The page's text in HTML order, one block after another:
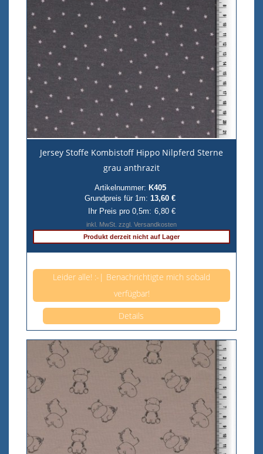
Jersey Stoffe Kombistoff Hippo Nilpferd Sterne
grau anthrazit
Artikelnummer: K405
Grundpreis für 1m: 13,60 €
Ihr Preis pro 0,5m: 6,80 €
inkl. MwSt. zzgl. Versandkosten
Produkt derzeit nicht auf Lager
Leider alle! :-| Benachrichtigte mich sobald
verfügbar!
Details